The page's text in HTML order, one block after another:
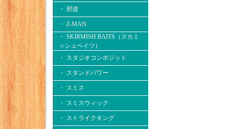
・ 邪道
・ Z-MAN
・ SKIRMISH BAITS（スカミ
ッシュベイツ）
・ スタジオコンポジット
・ スタンドパワー
・ スミス
・ スミスウィック
・ ストライクキング